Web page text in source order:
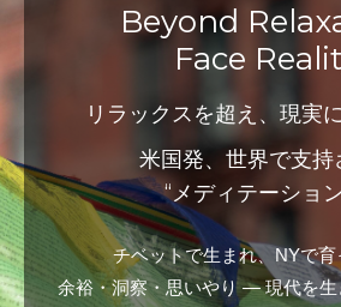
Beyond
Face
リラックスを超え、現実
米国発、世界で支持
“メディテーション
チベットで生まれ、NYで育
余裕・洞察・思いやり ― 現代を生